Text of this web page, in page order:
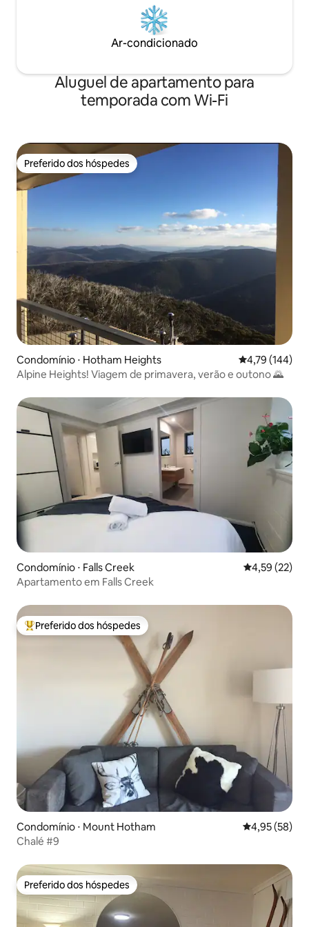
Ar-condicionado
Aluguel de apartamento para
temporada com Wi-Fi
Preferido dos hóspedes
Preferido dos hóspedes
Condomínio ⋅ Hotham Heights 4,79 de uma
4,79 (144)
Alpine Heights! Viagem de primavera, verão e outono 🌄
Condomínio ⋅ Falls Creek 4,59 de uma
4,59 (22)
Apartamento em Falls Creek
Entre os melhores preferidos dos hóspedes
Preferido dos hóspedes
Condomínio ⋅ Mount Hotham 4,95 de uma
4,95 (58)
Chalé #9
Preferido dos hóspedes
Preferido dos hóspedes